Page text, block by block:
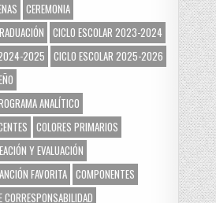
CEREMONIA
CICLO ESCOLAR 2023-2024
2024-2025
CICLO ESCOLAR 2025-2026
ANALÍTICO
COLORES PRIMARIOS
Y EVALUACIÓN
FAVORITA COMPONENTES